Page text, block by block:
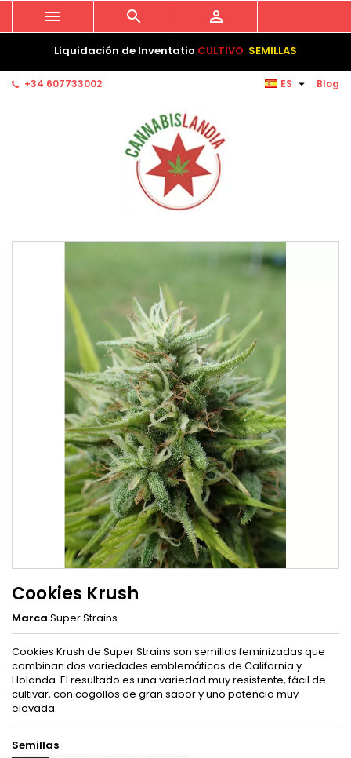
Liquidación de Inventatio CULTIVO SEMILLAS
Blog
+34 607733002 ES 
  
Cookies Krush
Marca Super Strains
Cookies Krush de Super Strains son semillas feminizadas que
combinan dos variedades emblemáticas de California y
Holanda. El resultado es una variedad muy resistente, fácil de
cultivar, con cogollos de gran sabor y uno potencia muy
elevada.
Semillas